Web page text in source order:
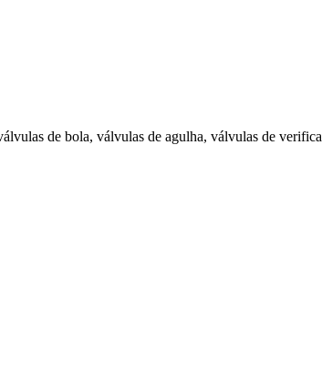
de bola, válvulas de agulha, válvulas de